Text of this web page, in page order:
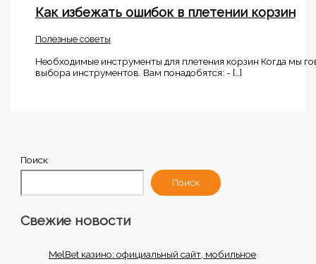
Как избежать ошибок в плетении корзин
Полезные советы
Необходимые инструменты для плетения корзин Когда мы
выбора инструментов. Вам понадобятся: - […]
Поиск
Поиск
Свежие новости
MelBet казино: официальный сайт, мобильное